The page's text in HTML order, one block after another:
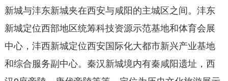
新城与沣东新城夹在西安与咸阳的主城区之间。沣东
新城定位西部地区统筹科技资源示范基地和体育会展
中心，沣西新城定位西安国际化大都市新兴产业基地
和综合服务副中心。秦汉新城境内有秦咸阳遗址，西